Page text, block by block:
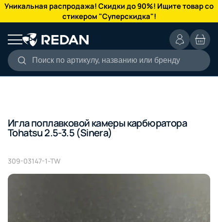
Уникальная распродажа! Скидки до 90%! Ищите товар со
стикером "Суперскидка"!
Поиск по артикулу, названию или бренду
КАТАЛОГ
Игла поплавковой камеры карбюратора
Tohatsu 2.5-3.5 (Sinera)
309-03147-1-TW